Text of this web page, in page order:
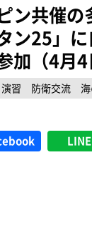
ン共催の
ン25」
加（4月4
習 防衛交流
LINE